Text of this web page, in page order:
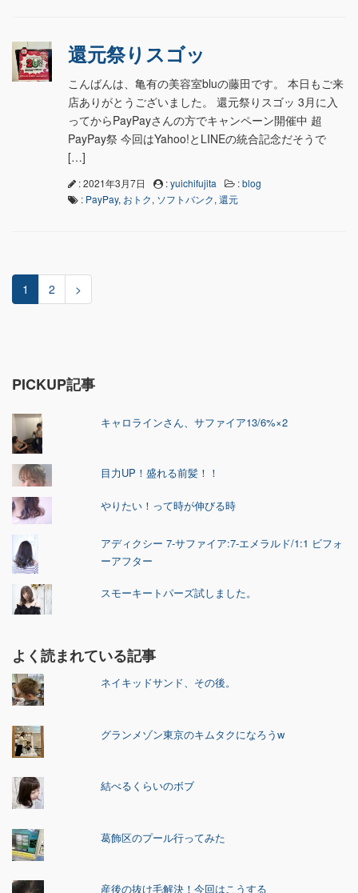
還元祭りスゴッ
こんばんは、亀有の美容室bluの藤田です。 本日もご来
店ありがとうございました。 還元祭りスゴッ 3月に入
ってからPayPayさんの方でキャンペーン開催中 超
PayPay祭 今回はYahoo!とLINEの統合記念だそうで
[…]
: 2021年3月7日 :yuichifujita :blog
: PayPay, おトク, ソフトバンク, 還元
1 2 >
PICKUP記事
キャロラインさん、サファイア13/6%×2
目力UP！盛れる前髪！！
やりたい！って時が伸びる時
アディクシー 7-サファイア:7-エメラルド/1:1 ビフォ
ーアフター
スモーキートパーズ試しました。
よく読まれている記事
ネイキッドサンド、その後。
グランメゾン東京のキムタクになろうw
結べるくらいのボブ
葛飾区のプール行ってみた
産後の抜け毛解決！今回はこうする